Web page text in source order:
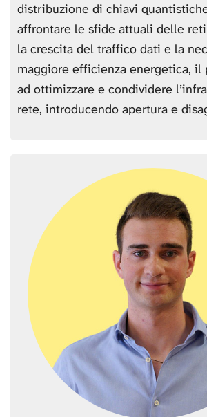
distribuzione di chiavi
affrontare le sfide attuali delle
la crescita del traffico dati e la
maggiore efficienza energetica, il
ad ottimizzare e condividere
rete, introducendo apertura e